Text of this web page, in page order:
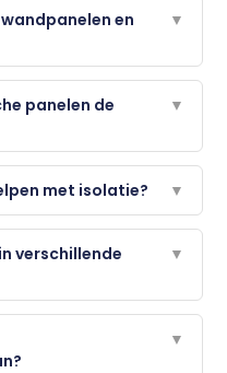
en
▼
panelen de
▼
met isolatie? ▼
verschillende
▼
▼